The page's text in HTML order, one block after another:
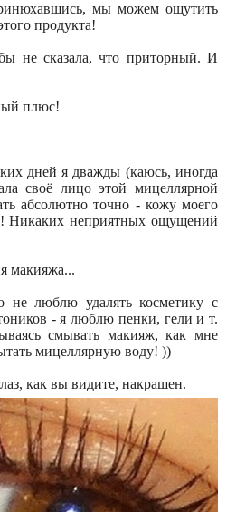
мы можем ощутить
продукта!
не сказала, что приторный. И
плюс!
дней я дважды (каюсь, иногда
своё лицо этой мицеллярной
абсолютно точно - кожу моего
Никаких неприятных ощущений
макияжа...
не люблю удалять косметику с
- я люблю пенки, гели и т.
смывать макияж, как мне
мицеллярную воду! ))
как вы видите, накрашен.